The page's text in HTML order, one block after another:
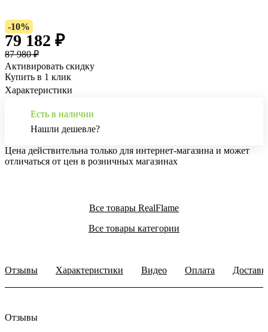
-10%
79 182 ₽
87 980 ₽
Активировать скидку
Купить в 1 клик
Характеристики
Есть в наличии
Нашли дешевле?
Цена действительна только для интернет-магазина и может
отличаться от цен в розничных магазинах
Все товары RealFlame
Все товары категории
Отзывы Характеристики Видео Оплата
Отзывы